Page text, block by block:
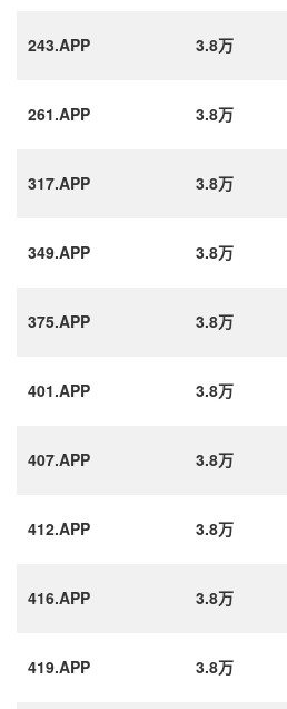
243.APP 3.8万
261.APP 3.8万
317.APP 3.8万
349.APP 3.8万
375.APP 3.8万
401.APP 3.8万
407.APP 3.8万
412.APP 3.8万
416.APP 3.8万
419.APP 3.8万